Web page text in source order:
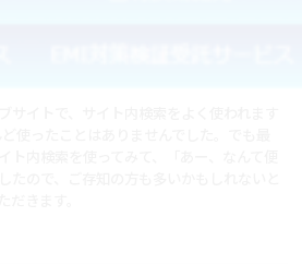
サイトで、サイト内検索をよく使われます
使ったことはありませんでした。でも最
ト内検索を使ってみて、「あー、なんて便
たので、ご存知の方も多いかもしれないと
だきます。